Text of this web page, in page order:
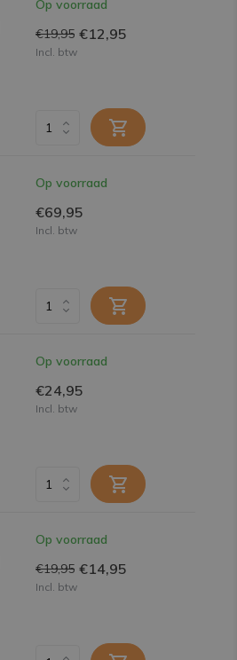
Op voorraad
€19,95 €12,95
Incl. btw
Op voorraad
€69,95
Incl. btw
Op voorraad
€24,95
Incl. btw
Op voorraad
€19,95 €14,95
Incl. btw